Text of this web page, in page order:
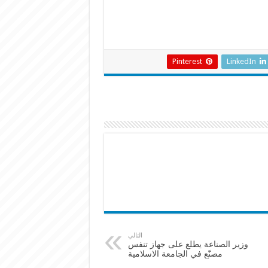
LinkedIn
Pinterest
التالي
وزير الصناعة يطلع على جهاز تنفس
مصنّع في الجامعة الاسلامية